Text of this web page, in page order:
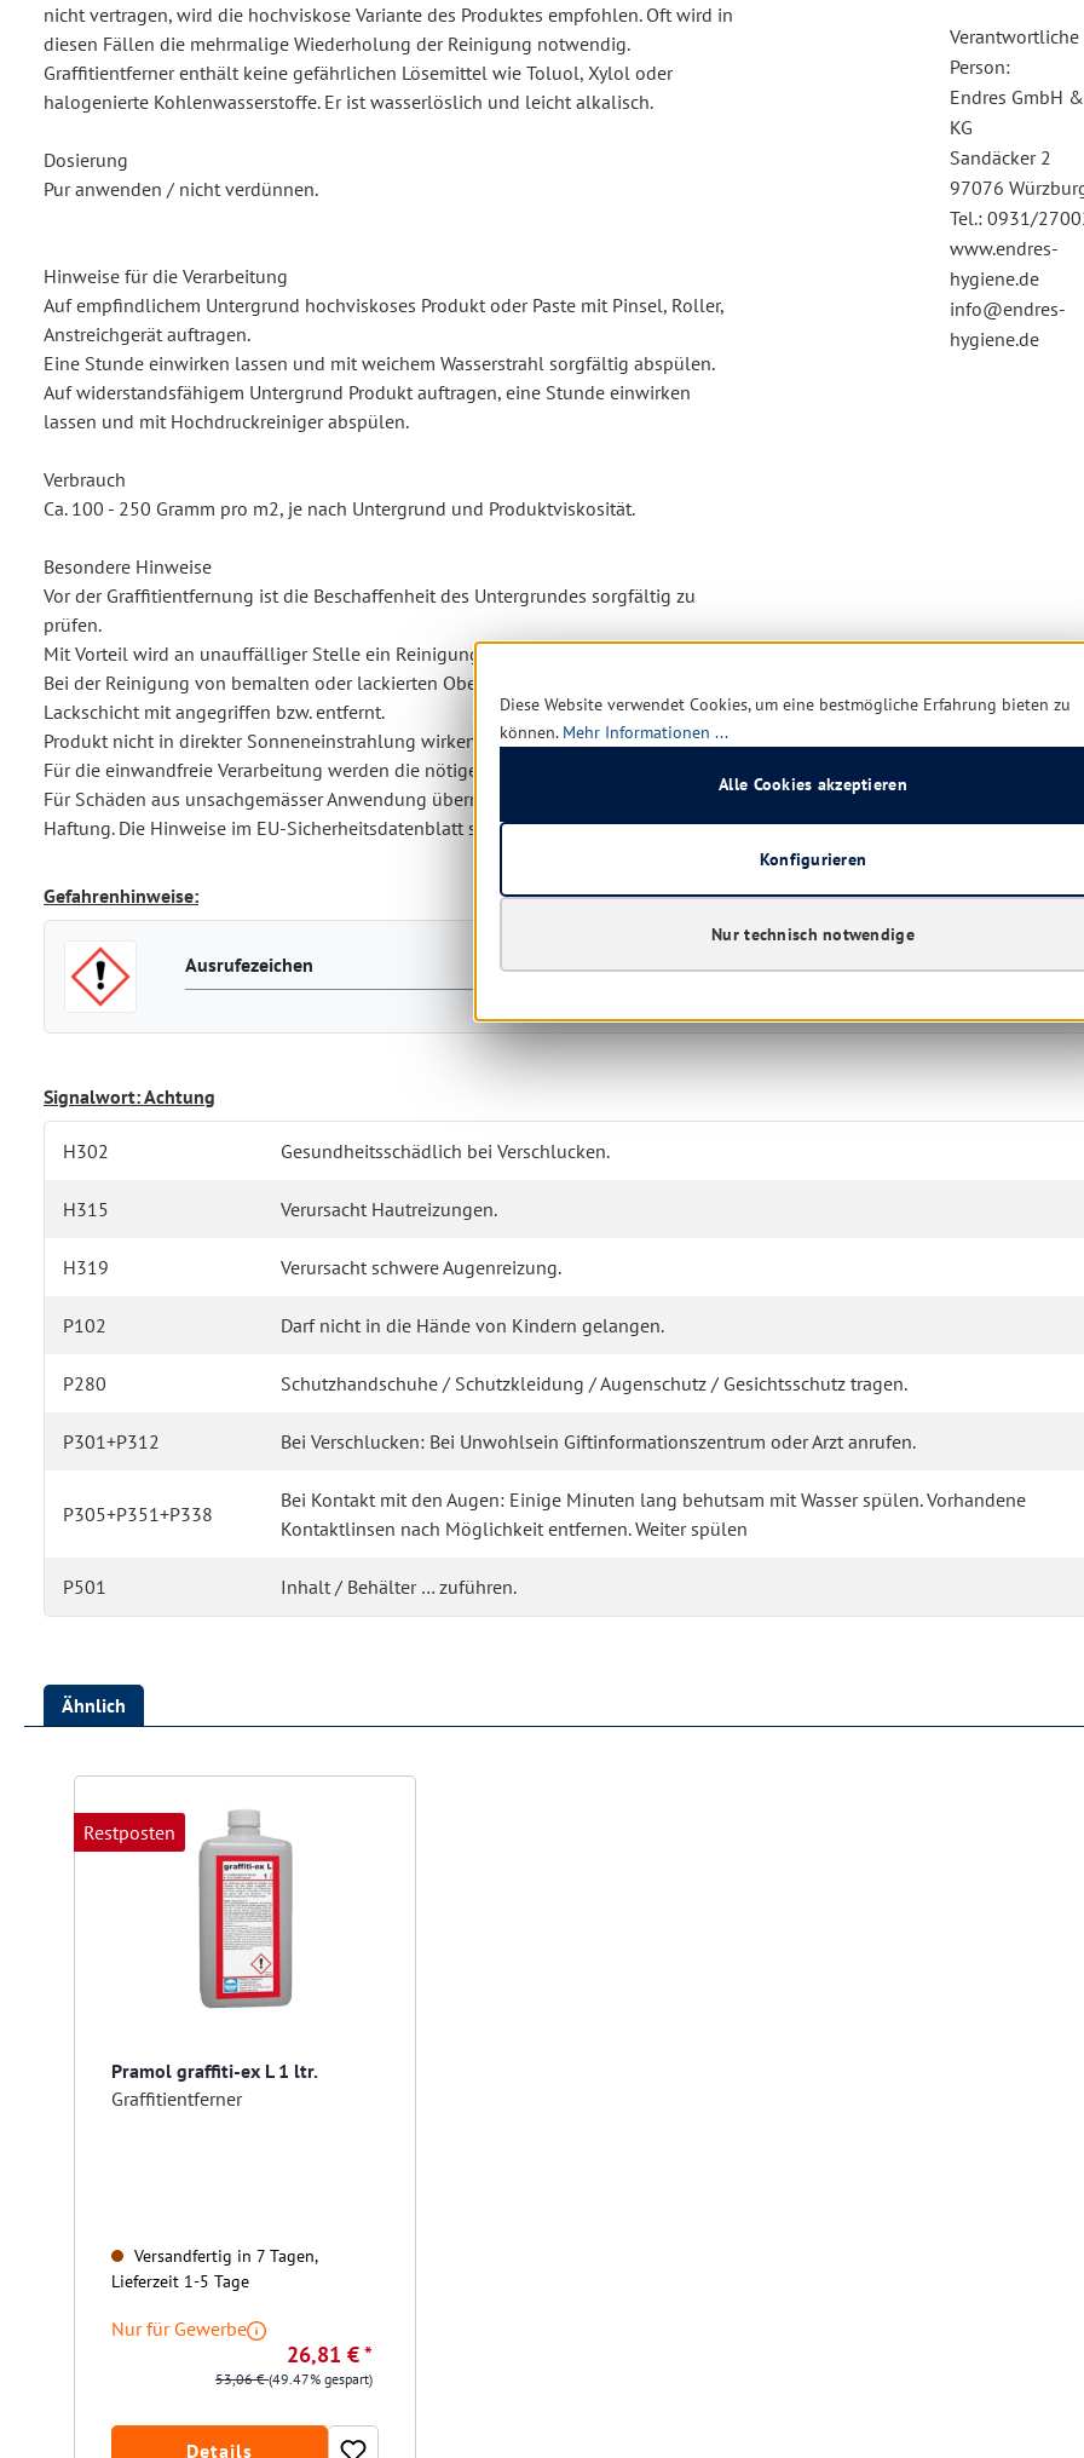
nicht vertragen, wird die hochviskose Variante des Produktes empfohlen. Oft wird in
diesen Fällen die mehrmalige Wiederholung der Reinigung notwendig.
Graffitientferner enthält keine gefährlichen Lösemittel wie Toluol, Xylol oder
halogenierte Kohlenwasserstoffe. Er ist wasserlöslich und leicht alkalisch.
Dosierung
Pur anwenden / nicht verdünnen.
Hinweise für die Verarbeitung
Auf empfindlichem Untergrund hochviskoses Produkt oder Paste mit Pinsel, Roller,
Anstreichgerät auftragen.
Eine Stunde einwirken lassen und mit weichem Wasserstrahl sorgfältig abspülen.
Auf widerstandsfähigem Untergrund Produkt auftragen, eine Stunde einwirken
lassen und mit Hochdruckreiniger abspülen.
Verbrauch
Ca. 100 - 250 Gramm pro m2, je nach Untergrund und Produktviskosität.
Besondere Hinweise
Vor der Graffitientfernung ist die Beschaffenheit des Untergrundes sorgfältig zu
prüfen.
Mit Vorteil wird an unauffälliger Stelle ein Reinigungsvorversuch durchgeführt.
Bei der Reinigung von bemalten oder lackierten Oberflächen wird die Farb- oder
Lackschicht mit angegriffen bzw. entfernt.
Produkt nicht in direkter Sonneneinstrahlung wirken lassen.
Für die einwandfreie Verarbeitung werden die nötigen Fachkenntnisse vorausgesetzt.
Für Schäden aus unsachgemässer Anwendung übernimmt der Hersteller keine
Haftung. Die Hinweise im EU-Sicherheitsdatenblatt sind zu beachten.
Verantwortliche
Person:
Endres GmbH
KG
Sandäcker 2
97076
Tel.: 0931/
www.endres-
hygiene.de
info@endres-
hygiene.de
Gefahrenhinweise:
Ausrufezeichen
Signalwort: Achtung
H302 Gesundheitsschädlich bei Verschlucken.
H315 Verursacht Hautreizungen.
H319 Verursacht schwere Augenreizung.
P102 Darf nicht in die Hände von Kindern gelangen.
P280 Schutzhandschuhe / Schutzkleidung / Augenschutz / Gesichtsschutz tragen.
P301+P312 Bei Verschlucken: Bei Unwohlsein Giftinformationszentrum oder Arzt anrufen.
P305+P351+P338
Bei Kontakt mit den Augen: Einige Minuten lang behutsam mit Wasser spülen. Vorhandene
Kontaktlinsen nach Möglichkeit entfernen. Weiter spülen
P501 Inhalt / Behälter … zuführen.
Ähnlich
Restposten
Pramol graffiti-ex L 1 ltr.
Graffitientferner
Versandfertig in 7 Tagen,
Lieferzeit 1-5 Tage
Nur für Gewerbe
26,81 € *
53,06 €(49.47% gespart)
Details
Diese Website verwendet Cookies, um eine bestmögliche Erfahrung bieten zu
können. Mehr Informationen ...
Nur technisch notwendige
Konfigurieren
Alle Cookies akzeptieren